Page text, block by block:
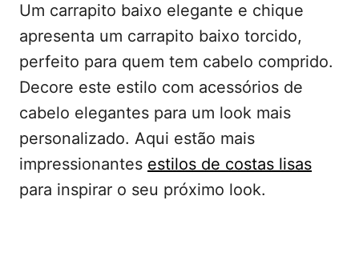
Um carrapito baixo elegante e chique
apresenta um carrapito baixo torcido,
perfeito para quem tem cabelo comprido.
Decore este estilo com acessórios de
cabelo elegantes para um look mais
personalizado. Aqui estão mais
impressionantes estilos de costas lisas
para inspirar o seu próximo look.